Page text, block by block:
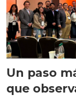
Un paso
que